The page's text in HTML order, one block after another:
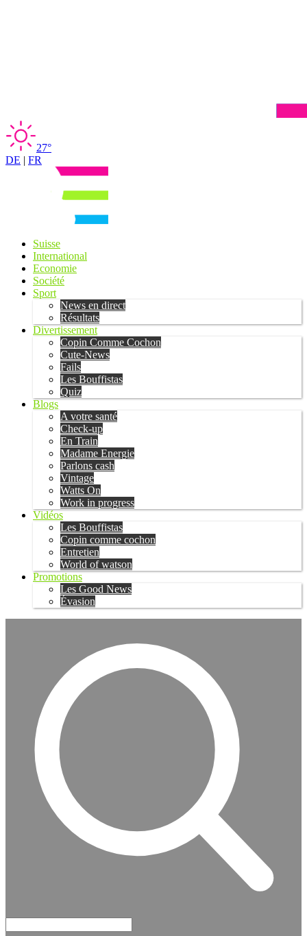
27°
DE | FR
Suisse
International
Economie
Société
Sport
News en direct
Résultats
Divertissement
Copin Comme Cochon
Cute-News
Fails
Les Bouffistas
Quiz
Blogs
A votre santé
Check-up
En Train
Madame Energie
Parlons cash
Vintage
Watts On
Work in progress
Vidéos
Les Bouffistas
Copin comme cochon
Entretien
World of watson
Promotions
Les Good News
Évasion